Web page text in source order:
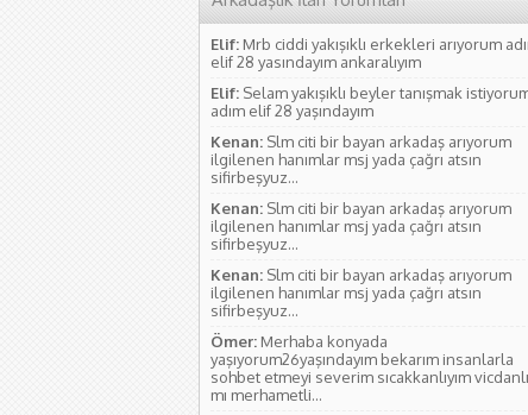
Elif: Mrb ciddi yakışıklı erkekleri arıyorum
elif 28 yasındayım ankaralıyım
Elif: Selam yakışıklı beyler tanışmak
adım elif 28 yaşındayım
Kenan: Slm citi bir bayan arkadaş arıyorum
ilgilenen hanımlar msj yada çağrı atsın
sifirbeşyuz...
Kenan: Slm citi bir bayan arkadaş arıyorum
ilgilenen hanımlar msj yada çağrı atsın
sifirbeşyuz...
Kenan: Slm citi bir bayan arkadaş arıyorum
ilgilenen hanımlar msj yada çağrı atsın
sifirbeşyuz...
Ömer: Merhaba konyada
yaşıyorum26yaşındayım bekarım insanlarla
sohbet etmeyi severim sıcakkanlıyım vicdanlı
mı merhametli...